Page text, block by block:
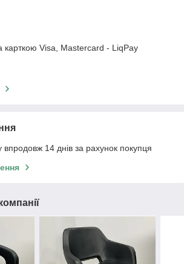
карткою Visa, Mastercard - LiqPay
14 днів за рахунок покупця